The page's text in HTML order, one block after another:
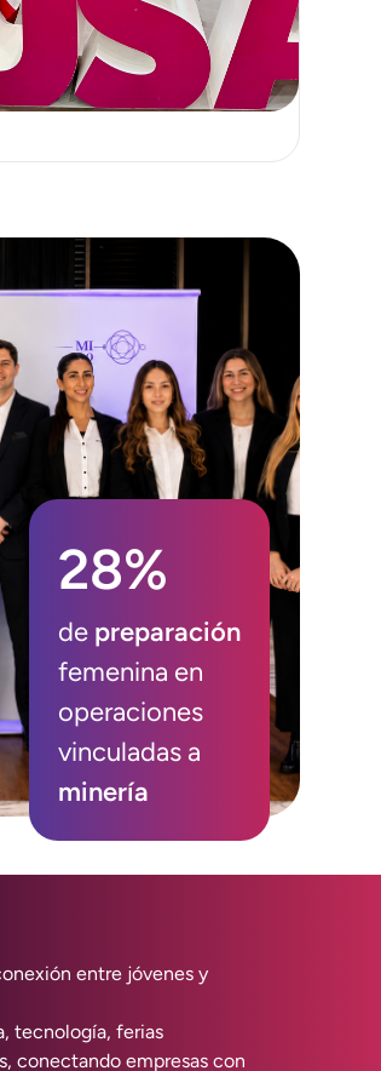
28%
de preparación
femenina en
operaciones
vinculadas a
minería
entre jóvenes y
tecnología, ferias
conectando empresas con